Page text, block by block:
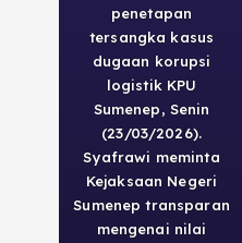
penetapan
tersangka kasus
dugaan korupsi
logistik KPU
Sumenep, Senin
(23/03/2026).
Syafrawi meminta
Kejaksaan Negeri
Sumenep transparan
mengenai nilai